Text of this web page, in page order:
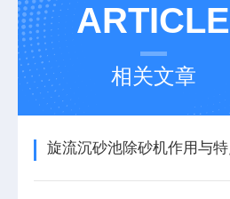
ARTICLE
相关文章